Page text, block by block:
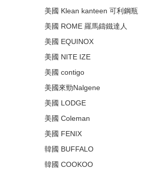
美國 Klean kanteen 可利鋼瓶
美國 ROME 羅馬鑄鐵達人
美國 EQUINOX
美國 NITE IZE
美國 contigo
美國來勁Nalgene
美國 LODGE
美國 Coleman
美國 FENIX
韓國 BUFFALO
韓國 COOKOO